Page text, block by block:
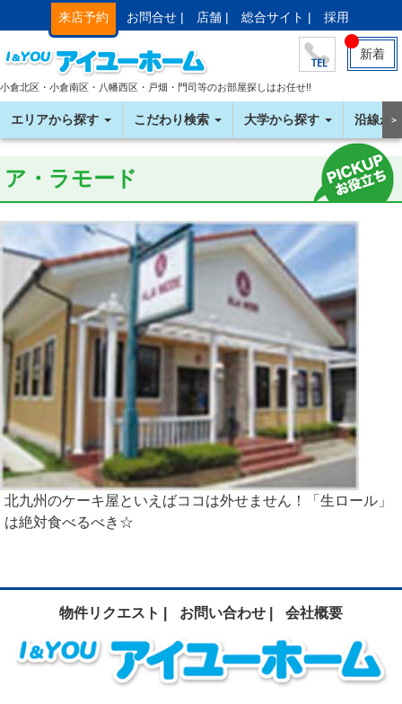
来店予約 お問合せ | 店舗 | 総合サイト | 採用
新着
小倉北区・小倉南区・八幡西区・戸畑・門司等のお部屋探しはお任せ!!
エリアから探す こだわり検索 大学から探す 沿線か＞
ア・ラモード
北九州のケーキ屋といえばココは外せません！「生ロール」
は絶対食べるべき☆
物件リクエスト | お問い合わせ | 会社概要